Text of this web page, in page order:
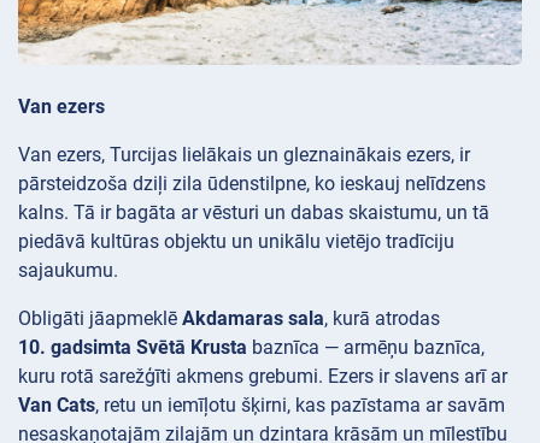
Van ezers
Van ezers, Turcijas lielākais un gleznainākais ezers, ir
pārsteidzoša dziļi zila ūdenstilpne, ko ieskauj nelīdzens
kalns. Tā ir bagāta ar vēsturi un dabas skaistumu, un tā
piedāvā kultūras objektu un unikālu vietējo tradīciju
sajaukumu.
Obligāti jāapmeklē Akdamaras sala, kurā atrodas
10. gadsimta Svētā Krusta baznīca — armēņu baznīca,
kuru rotā sarežģīti akmens grebumi. Ezers ir slavens arī ar
Van Cats, retu un iemīļotu šķirni, kas pazīstama ar savām
nesaskaņotajām zilajām un dzintara krāsām un mīlestību